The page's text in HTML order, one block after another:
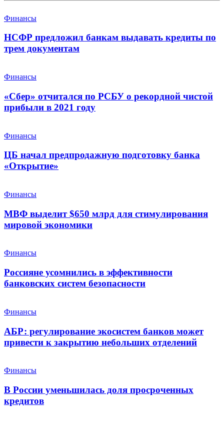
Финансы
НСФР предложил банкам выдавать кредиты по
трем документам
Финансы
«Сбер» отчитался по РСБУ о рекордной чистой
прибыли в 2021 году
Финансы
ЦБ начал предпродажную подготовку банка
«Открытие»
Финансы
МВФ выделит $650 млрд для стимулирования
мировой экономики
Финансы
Россияне усомнились в эффективности
банковских систем безопасности
Финансы
АБР: регулирование экосистем банков может
привести к закрытию небольших отделений
Финансы
В России уменьшилась доля просроченных
кредитов